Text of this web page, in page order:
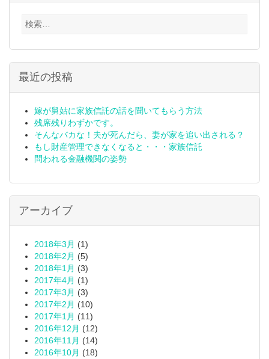
検
最近の投稿
嫁が舅姑に家族信託の話を聞いてもらう方法
残席残りわずかです。
そんなバカな！夫が死んだら、妻が家を追い出される？
もし財産管理できなくなると・・・家族信託
問われる金融機関の姿勢
アーカイブ
2018年3月 (1)
2018年2月 (5)
2018年1月 (3)
2017年4月 (1)
2017年3月 (3)
2017年2月 (10)
2017年1月 (11)
2016年12月 (12)
2016年11月 (14)
2016年10月 (18)